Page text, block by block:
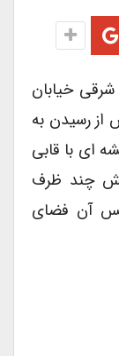
خیابان
رسیدن به
با قابی
چند ظرف
آن فضای